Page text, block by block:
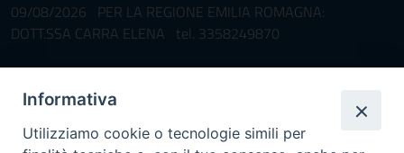
09/08/2026 PER LA REGIONE EMILIA ROMAGNA:
DOTT.SSA CARRA ELENA tel. 3358249870
Il servizio di Pronta Disponibilità viene garantito per entrambe le
Regioni nelle giornate di sabato e nei giorni festivi: dalle 08.00
Informativa
Utilizziamo cookie o tecnologie simili per